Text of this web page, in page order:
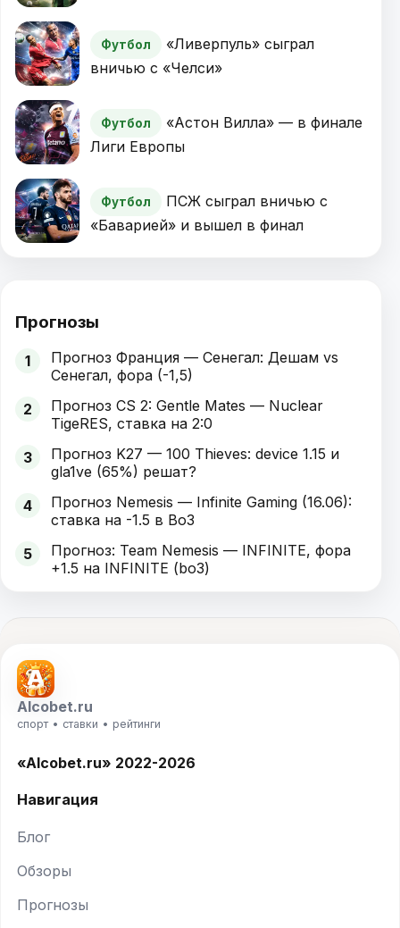
Футбол
«Ливерпуль» сыграл
вничью с «Челси»
Футбол
«Астон Вилла» — в финале
Лиги Европы
Футбол
ПСЖ сыграл вничью с
«Баварией» и вышел в финал
Прогнозы
1
Прогноз Франция — Сенегал: Дешам vs
Сенегал, фора (-1,5)
2
Прогноз CS 2: Gentle Mates — Nuclear
TigeRES, ставка на 2:0
3
Прогноз K27 — 100 Thieves: device 1.15 и
gla1ve (65%) решат?
4
Прогноз Nemesis — Infinite Gaming (16.06):
ставка на -1.5 в Bo3
5
Прогноз: Team Nemesis — INFINITE, фора
+1.5 на INFINITE (bo3)
Alcobet.ru
спорт • ставки • рейтинги
«Alcobet.ru» 2022-2026
Навигация
Блог
Обзоры
Прогнозы